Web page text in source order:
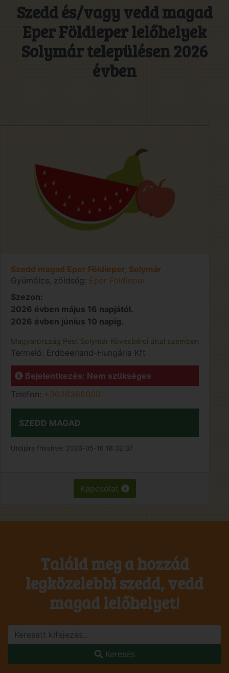
Szedd és/vagy vedd magad
Eper Földieper lelőhelyek
Solymár településen 2026
évben
Szedd magad Eper Földieper, Solymár
Gyümölcs, zöldség: Eper Földieper
Szezon:
2026 évben május 16 napjától.
2026 évben június 10 napig.
Magyarország Pest Solymár Kövesbérci úttal szemben
Termelő: Erdbeerland-Hungária Kft
Bejelentkezés: Nem szükséges
Telefon: +3626368000
SZEDD MAGAD
Utoljára frissítve: 2026-05-16 18:32:37
Kapcsolat
Találd meg a hozzád
legközelebbi szedd, vedd
magad lelőhelyet!
Keresés